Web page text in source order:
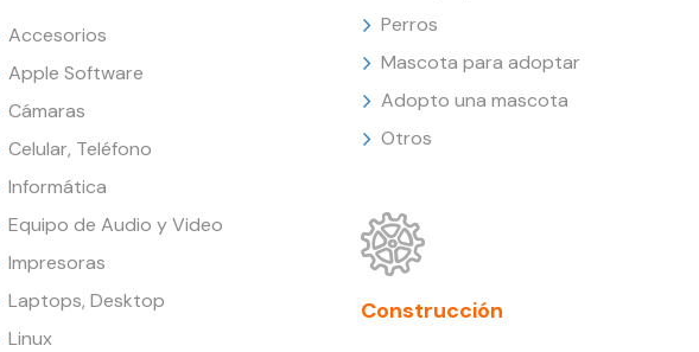
Accesorios
Apple Software
Cámaras
Celular, Teléfono
Informática
Equipo de Audio y Video
Impresoras
Laptops, Desktop
Linux
Perros
Mascota para adoptar
Adopto una mascota
Otros
Construcción